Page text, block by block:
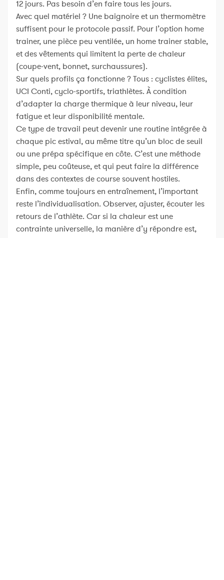
12 jours. Pas besoin d’en faire tous les jours.
Avec quel matériel ? Une baignoire et un thermomètre
suffisent pour le protocole passif. Pour l’option home
trainer, une pièce peu ventilée, un home trainer stable,
et des vêtements qui limitent la perte de chaleur
(coupe-vent, bonnet, surchaussures).
Sur quels profils ça fonctionne ? Tous : cyclistes élites,
UCI Conti, cyclo-sportifs, triathlètes. À condition
d’adapter la charge thermique à leur niveau, leur
fatigue et leur disponibilité mentale.
Ce type de travail peut devenir une routine intégrée à
chaque pic estival, au même titre qu’un bloc de seuil
ou une prépa spécifique en côte. C’est une méthode
simple, peu coûteuse, et qui peut faire la différence
dans des contextes de course souvent hostiles.
Enfin, comme toujours en entraînement, l’important
reste l’individualisation. Observer, ajuster, écouter les
retours de l’athlète. Car si la chaleur est une
contrainte universelle, la manière d’y répondre est,